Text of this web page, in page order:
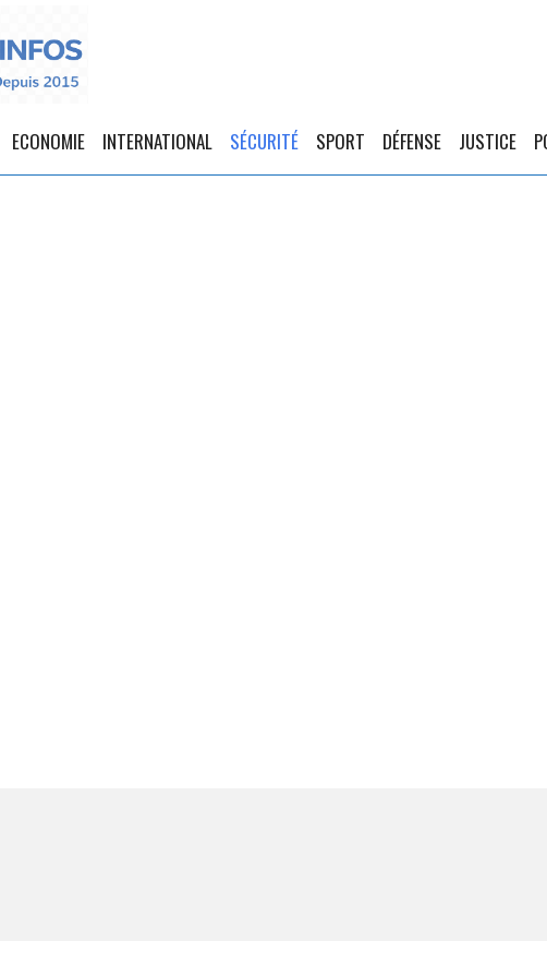
ECONOMIE INTERNATIONAL SÉCURITÉ SPORT DÉFENSE JUSTICE